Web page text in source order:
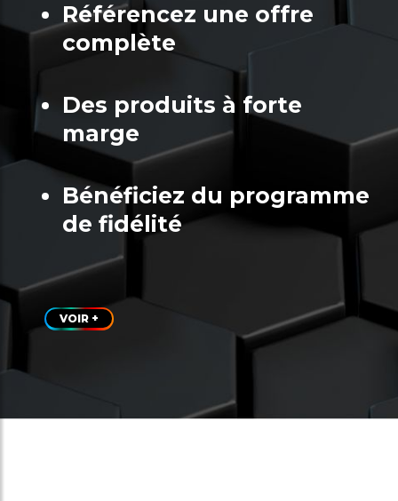
Référencez une offre
complète
Des produits à forte
marge
Bénéficiez du programme
de fidélité
VOIR +